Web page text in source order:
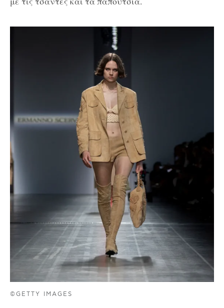
©GETTY IMAGES